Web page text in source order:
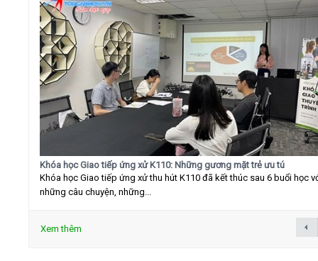
Khóa học Giao tiếp ứng xử K110: Những gương mặt trẻ ưu tú
Khóa học Giao tiếp ứng xử thu hút K110 đã kết thúc sau 6 buổi học
những câu chuyện, những...
Xem thêm